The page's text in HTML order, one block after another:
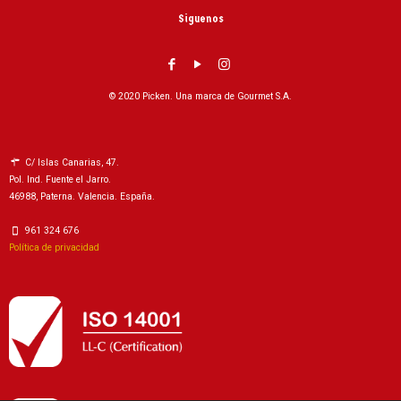
Siguenos
© 2020 Picken. Una marca de Gourmet S.A.
C/ Islas Canarias, 47.
Pol. Ind. Fuente el Jarro.
46988, Paterna. Valencia. España.
961 324 676
Política de privacidad